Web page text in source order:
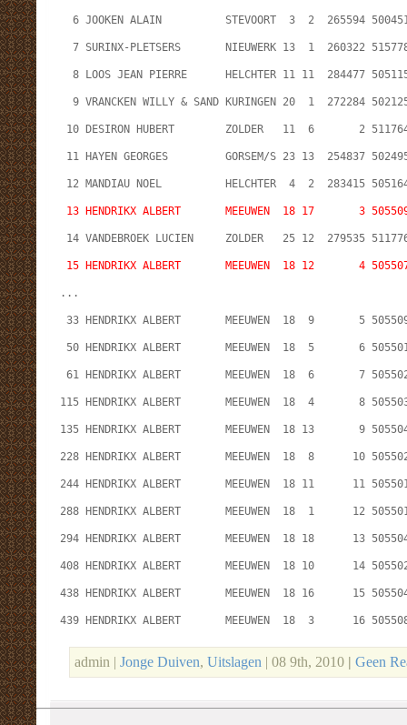
6 JOOKEN ALAIN          STEVOORT  3  2  265594
7 SURINX-PLETSERS       NIEUWERK 13  1  260322
8 LOOS JEAN PIERRE      HELCHTER 11 11  284477
9 VRANCKEN WILLY & SAND KURINGEN 20  1  272284
10 DESIRON HUBERT        ZOLDER   11  6       2
11 HAYEN GEORGES         GORSEM/S 23 13  254837
12 MANDIAU NOEL          HELCHTER  4  2  283415
13 HENDRIKX ALBERT       MEEUWEN  18 17       3
14 VANDEBROEK LUCIEN     ZOLDER   25 12  279535
15 HENDRIKX ALBERT       MEEUWEN  18 12       4
...
33 HENDRIKX ALBERT       MEEUWEN  18  9       5
50 HENDRIKX ALBERT       MEEUWEN  18  5       6
61 HENDRIKX ALBERT       MEEUWEN  18  6       7
115 HENDRIKX ALBERT       MEEUWEN  18  4       8
135 HENDRIKX ALBERT       MEEUWEN  18 13       9
228 HENDRIKX ALBERT       MEEUWEN  18  8      10
244 HENDRIKX ALBERT       MEEUWEN  18 11      11
288 HENDRIKX ALBERT       MEEUWEN  18  1      12
294 HENDRIKX ALBERT       MEEUWEN  18 18      13
408 HENDRIKX ALBERT       MEEUWEN  18 10      14
438 HENDRIKX ALBERT       MEEUWEN  18 16      15
439 HENDRIKX ALBERT       MEEUWEN  18  3      16
admin | Jonge Duiven, Uitslagen | 08 9th, 2010 | Geen